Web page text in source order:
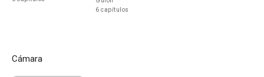
6 capítulos
Cámara